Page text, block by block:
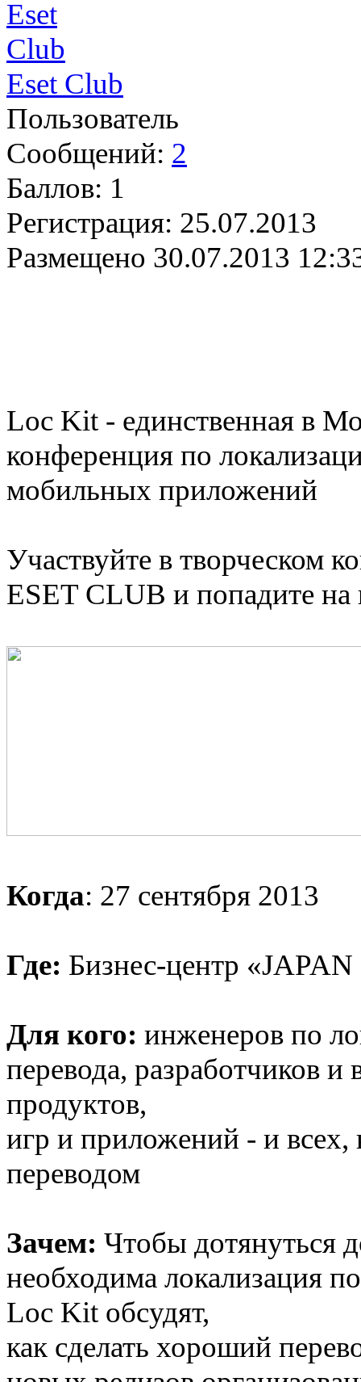
Eset Club
Пользователь
Сообщений: 2
Баллов: 1
Регистрация: 25.07.2013
Размещено 30.07.2013
Loc Kit - единственная в
конференция по
мобильных приложений
Участвуйте в творческом
ESET CLUB и попадите
Когда: 27 сентября 2013
Где: Бизнес-центр
Для кого: инженеров по
перевода, разработчиков
продуктов,
игр и приложений - и всех,
переводом
Зачем: Чтобы дотянуться
необходима локализация
Loc Kit обсудят,
как сделать хороший